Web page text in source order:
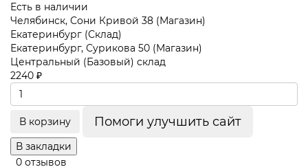
Есть в наличии
Челябинск, Сони Кривой 38 (Магазин)
Екатеринбург (Склад)
Екатеринбург, Сурикова 50 (Магазин)
Центральный (Базовый) склад
2240 ₽
В корзину Помоги улучшить сайт
В закладки
0 отзывов